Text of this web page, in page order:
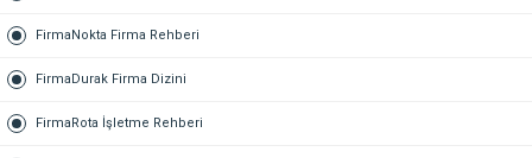
FirmaNokta Firma Rehberi
FirmaDurak Firma Dizini
FirmaRota İşletme Rehberi